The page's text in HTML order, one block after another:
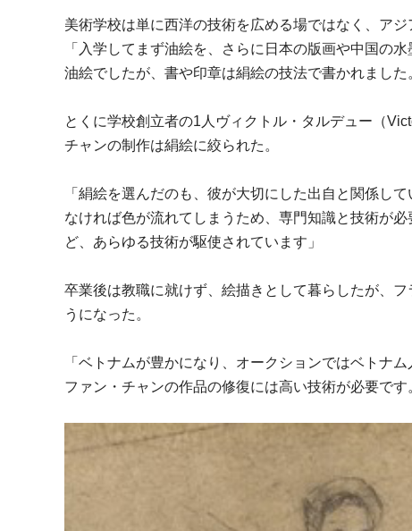
美術学校は単に西洋の技術を広める場ではなく、アジ
「入学してまず油絵を、さらに日本の版画や中国の
油絵でしたが、書や印章は絹絵の技法で書かれまし
とくに学校創立者の1人ヴィクトル・タルデュー（
チャンの制作は絹絵に絞られた。
「絹絵を選んだのも、彼が大切にした出自と関係し
なければ色が流れてしまうため、専門知識と技術が
ど、あらゆる技術が駆使されています」
卒業後は教職に就けず、絵描きとして暮らしたが、
うになった。
「ベトナムが豊かになり、オークションではベトナ
ファン・チャンの作品の修復には高い技術が必要で